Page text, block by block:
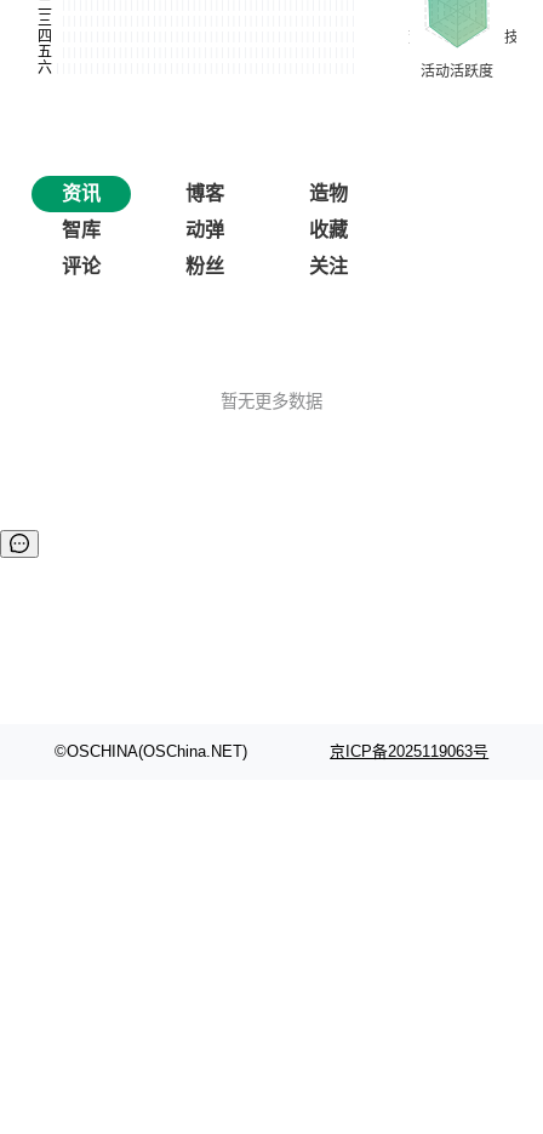
资讯 博客
造物
智库
动弹
收藏
评论
粉丝 关注
暂无更多数据
©OSCHINA(OSChina.NET) 京ICP备2025119063号